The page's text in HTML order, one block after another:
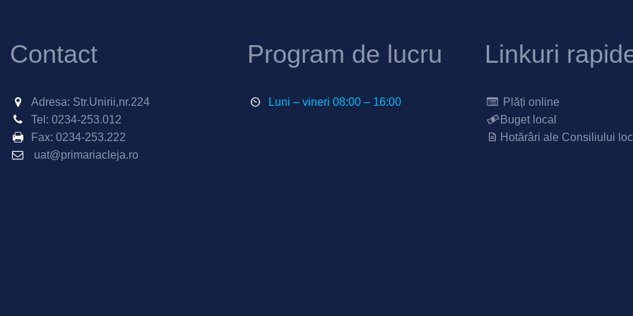
Contact
Adresa: Str.Unirii,nr.224
Tel: 0234-253.012
Fax: 0234-253.222
uat@primariacleja.ro
Program de lucru
Luni – vineri 08:00 – 16:00
Linkuri
Plăți online
Buget local
Hotărâri ale Consiliului